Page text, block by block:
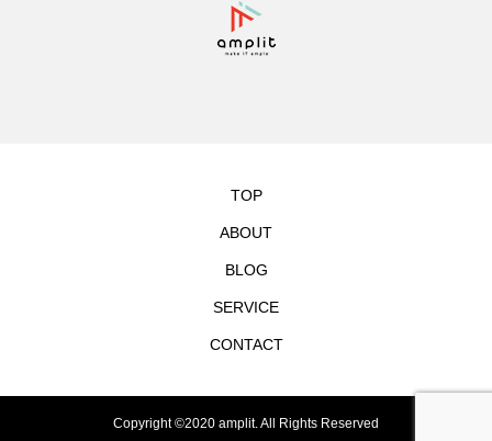
TOP
ABOUT
BLOG
SERVICE
CONTACT
Copyright ©2020 amplit. All Rights Reserved